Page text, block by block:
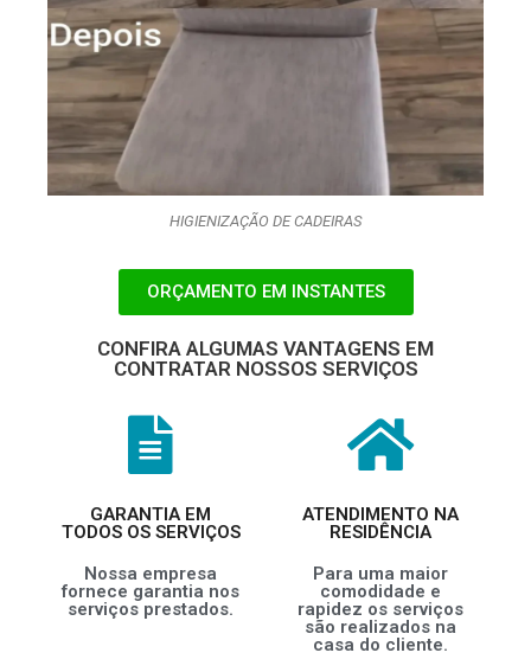
HIGIENIZAÇÃO DE CADEIRAS
ORÇAMENTO EM INSTANTES
CONFIRA ALGUMAS VANTAGENS EM
CONTRATAR NOSSOS SERVIÇOS
GARANTIA EM
TODOS OS SERVIÇOS
Nossa empresa
fornece garantia nos
serviços prestados.
ATENDIMENTO NA
RESIDÊNCIA
Para uma maior
comodidade e
rapidez os serviços
são realizados na
casa do cliente.